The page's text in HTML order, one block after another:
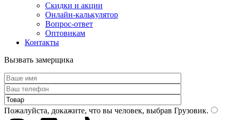
Скидки и акции
Онлайн-калькулятор
Вопрос-ответ
Оптовикам
Контакты
Вызвать замерщика
Пожалуйста, докажите, что вы человек, выбрав Грузовик.